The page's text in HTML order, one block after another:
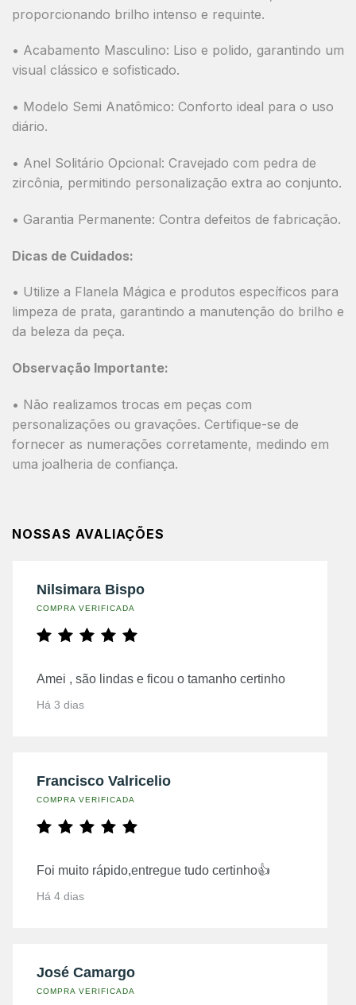
proporcionando brilho intenso e requinte.
• Acabamento Masculino: Liso e polido, garantindo um
visual clássico e sofisticado.
• Modelo Semi Anatômico: Conforto ideal para o uso
diário.
• Anel Solitário Opcional: Cravejado com pedra de
zircônia, permitindo personalização extra ao conjunto.
• Garantia Permanente: Contra defeitos de fabricação.
Dicas de Cuidados:
• Utilize a Flanela Mágica e produtos específicos para
limpeza de prata, garantindo a manutenção do brilho e
da beleza da peça.
Observação Importante:
• Não realizamos trocas em peças com
personalizações ou gravações. Certifique-se de
fornecer as numerações corretamente, medindo em
uma joalheria de confiança.
NOSSAS AVALIAÇÕES
Nilsimara Bispo
COMPRA VERIFICADA
Amei , são lindas e ficou o tamanho certinho
Há 3 dias
Francisco Valricelio
COMPRA VERIFICADA
Foi muito rápido,entregue tudo certinho👍
Há 4 dias
José Camargo
COMPRA VERIFICADA